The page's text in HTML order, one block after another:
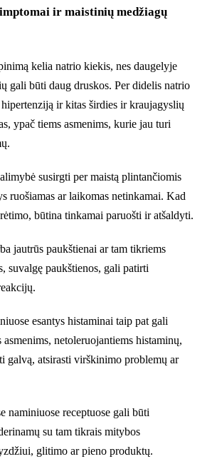
ir maistinių medžiagų
kelia natrio kiekis, nes daugelyje
gali būti daug druskos. Per didelis natrio
ir kitas širdies ir kraujagyslių
ypač tiems asmenims, kurie jau turi
susirgti per maistą plintančiomis
ruošiamas ar laikomas netinkamai. Kad
būtina tinkamai paruošti ir atšaldyti.
jautrūs paukštienai ar tam tikriems
suvalgę paukštienos, gali patirti
esantys histaminai taip pat gali
netoleruojantiems histaminų,
galvą, atsirasti virškinimo problemų ar
naminiuose receptuose gali būti
su tam tikrais mitybos
glitimo ar pieno produktų.